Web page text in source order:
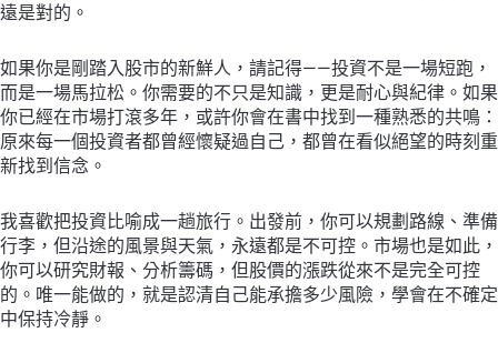
遠是對的。
如果你是剛踏入股市的新鮮人，請記得——投資不是一場短跑，
而是一場馬拉松。你需要的不只是知識，更是耐心與紀律。如果
你已經在市場打滾多年，或許你會在書中找到一種熟悉的共鳴：
原來每一個投資者都曾經懷疑過自己，都曾在看似絕望的時刻重
新找到信念。
我喜歡把投資比喻成一趟旅行。出發前，你可以規劃路線、準備
行李，但沿途的風景與天氣，永遠都是不可控。市場也是如此，
你可以研究財報、分析籌碼，但股價的漲跌從來不是完全可控
的。唯一能做的，就是認清自己能承擔多少風險，學會在不確定
中保持冷靜。